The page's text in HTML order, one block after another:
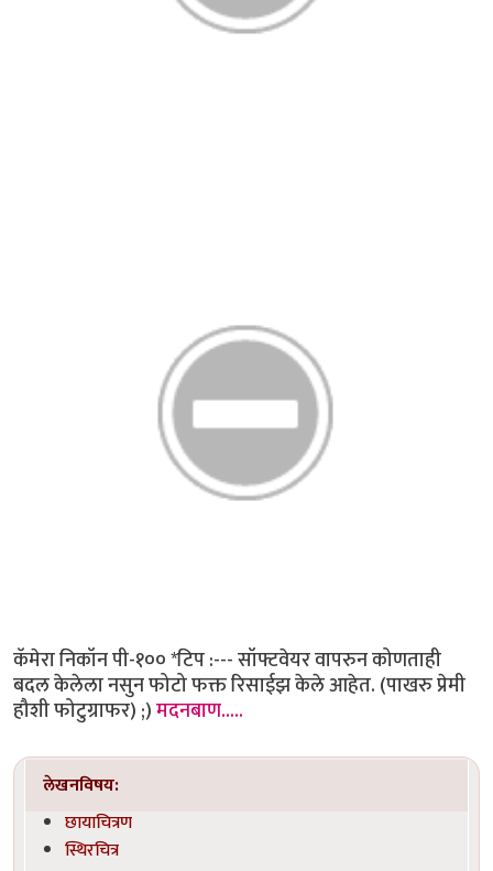
कॅमेरा निकॉन पी-१०० *टिप :--- सॉफ्टवेयर वापरुन कोणताही
बदल केलेला नसुन फोटो फक्त रिसाईझ केले आहेत. (पाखरु प्रेमी
हौशी फोटुग्राफर) ;)मदनबाण.....
लेखनविषय:
छायाचित्रण
स्थिरचित्र